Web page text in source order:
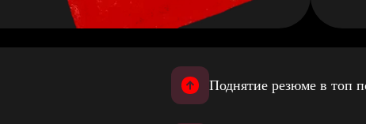
Поднятие резюме в топ